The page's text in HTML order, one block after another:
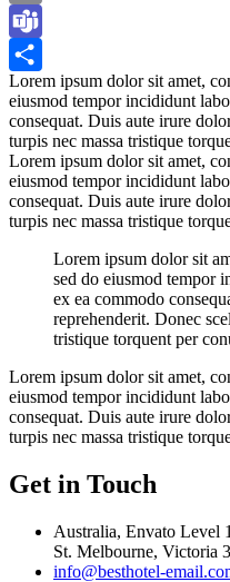
Email
Teams
Teilen
Lorem ipsum dolor sit amet,
eiusmod tempor incididunt
consequat. Duis aute irure
turpis nec massa tristique
Lorem ipsum dolor sit amet,
eiusmod tempor incididunt
consequat. Duis aute irure
turpis nec massa tristique
Lorem ipsum dolor sit
sed do eiusmod tempor
ex ea commodo
reprehenderit. Donec
tristique torquent per
Lorem ipsum dolor sit amet,
eiusmod tempor incididunt
consequat. Duis aute irure
turpis nec massa tristique
Get in Touch
Australia, Envato Level
St. Melbourne, Victoria
info@besthotel-